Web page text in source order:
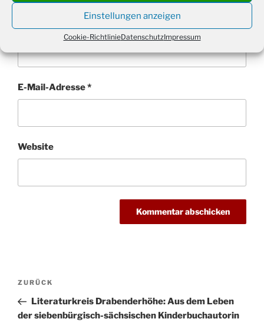
Einstellungen anzeigen
Cookie-RichtlinieDatenschutzImpressum
Name*
E-Mail-Adresse*
Website
Beitragsnavigation
Vorheriger
Beitrag
ZURÜCK
Literaturkreis Drabenderhöhe: Aus dem Leben
der siebenbürgisch-sächsischen Kinderbuchautorin